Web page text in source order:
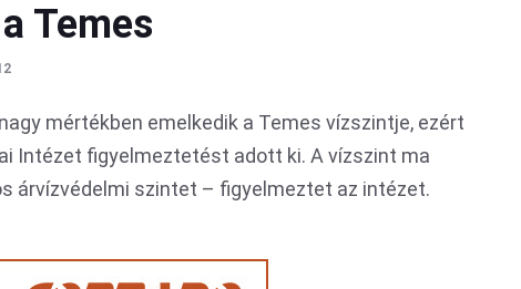
Temes
mértékben emelkedik a Temes vízszintje, ezért
Intézet figyelmeztetést adott ki. A vízszint ma
árvízvédelmi szintet – figyelmeztet az intézet.